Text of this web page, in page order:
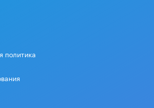
политика